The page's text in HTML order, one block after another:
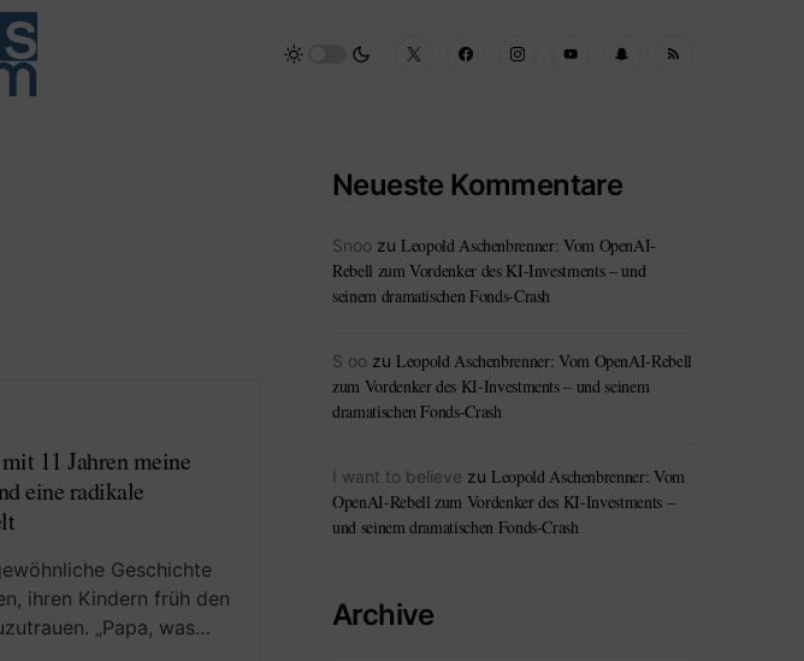
11 Jahren meine
eine radikale
Geschichte
ihren Kindern früh den
„Papa, was…
Neueste Kommentare
Snoo zu Leopold Aschenbrenner: Vom OpenAI-
Rebell zum Vordenker des KI-Investments – und
seinem dramatischen Fonds-Crash
S oo zu Leopold Aschenbrenner: Vom OpenAI-Rebell
zum Vordenker des KI-Investments – und seinem
dramatischen Fonds-Crash
I want to believe zu Leopold Aschenbrenner: Vom
OpenAI-Rebell zum Vordenker des KI-Investments –
und seinem dramatischen Fonds-Crash
Archive